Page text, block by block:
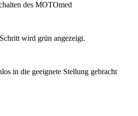
des MOTOmed
wird grün angezeigt.
in die geeignete Stellung gebracht